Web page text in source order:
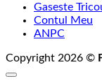
Gaseste
Contul Meu
ANPC
Copyright 2026 ©